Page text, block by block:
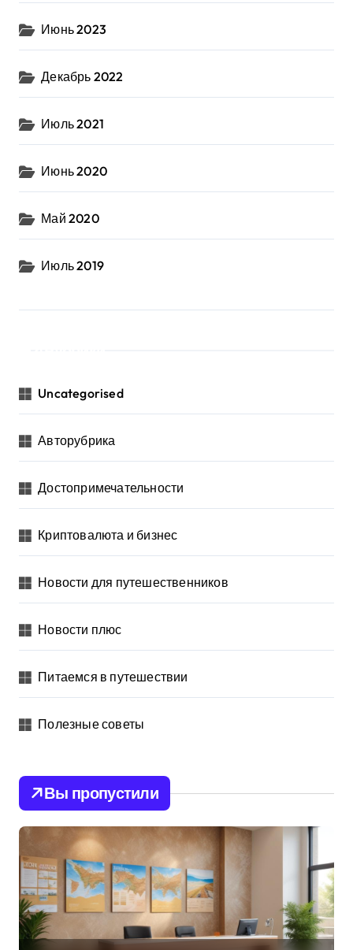
Июнь 2023
Декабрь 2022
Июль 2021
Июнь 2020
Май 2020
Июль 2019
Uncategorised
Авторубрика
Достопримечательности
Криптовалюта и бизнес
Новости для путешественников
Новости плюс
Питаемся в путешествии
Полезные советы
Вы пропустили